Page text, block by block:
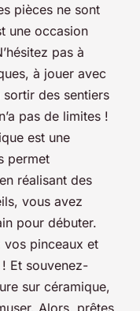
pièces ne sont
une occasion
pas à
à jouer avec
des sentiers
pas de limites !
est une
permet
réalisant des
vous avez
pour débuter.
vos pinceaux et
Et souvenez-
sur céramique,
Alors, prêtes